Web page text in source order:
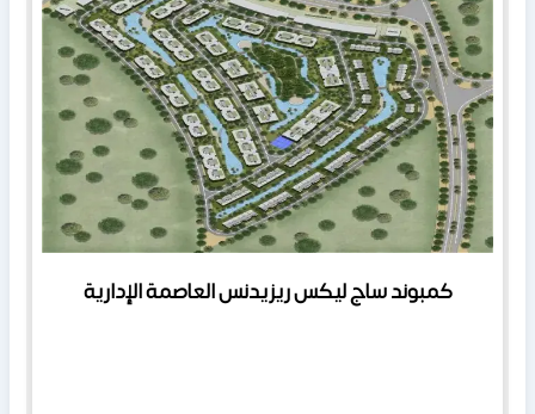
كمبوند ساج ليكس ريزيدنس العاصمة الإدارية